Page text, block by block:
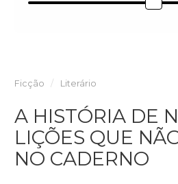
Ficção Literário
A HISTÓRIA DE
LIÇÕES QUE
NO CADERNO